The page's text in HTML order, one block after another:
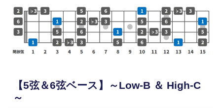
【5弦＆6弦ベース】～Low-B ＆ High-C
～